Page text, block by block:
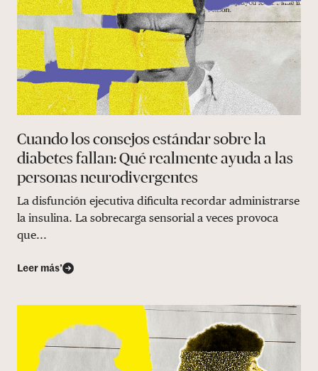
Cuando los consejos estándar sobre la
diabetes fallan: Qué realmente ayuda a las
personas neurodivergentes
La disfunción ejecutiva dificulta recordar administrarse
la insulina. La sobrecarga sensorial a veces provoca
que...
Leer más’